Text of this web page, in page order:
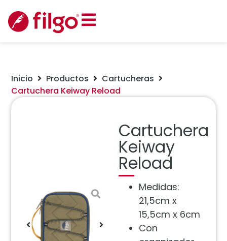
Inicio Productos
Cartucheras
Cartuchera Keiway Reload
Cartuchera
Keiway
Reload
Medidas:
21,5cm x
15,5cm x 6cm
Con